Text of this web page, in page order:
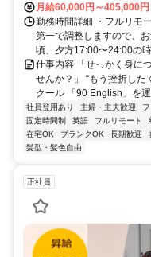
月給60,000円～405,000円
勤務時間詳細 ・フルリモ
第一で調整しますので、
頃、夕方17:00〜24:00の
仕事内容 「せっかく身に
せんか？」 “もう挫折した
クール 「90 English」を
社員登用あり 主婦・主夫歓迎
固定時間制
英語 フルリモート
在宅OK
ブランクOK 長期歓迎
髪型・髪色自由
正社員